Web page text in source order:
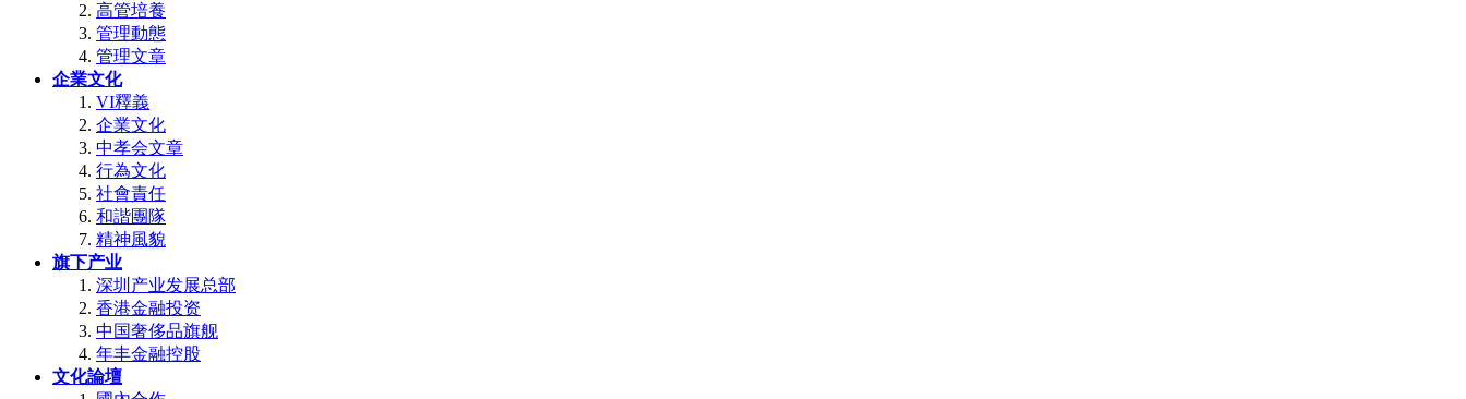
高管培養
管理動態
管理文章
企業文化
VI釋義
企業文化
中孝会文章
行為文化
社會責任
和諧團隊
精神風貌
旗下产业
深圳产业发展总部
香港金融投资
中国奢侈品旗舰
年丰金融控股
文化論壇